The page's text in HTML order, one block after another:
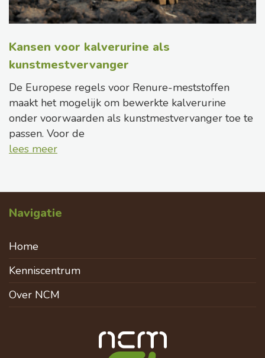
Kansen voor kalverurine als
kunstmestvervanger
De Europese regels voor Renure-meststoffen
maakt het mogelijk om bewerkte kalverurine
onder voorwaarden als kunstmestvervanger toe te
passen. Voor de
lees meer
Navigatie
Home
Kenniscentrum
Over NCM